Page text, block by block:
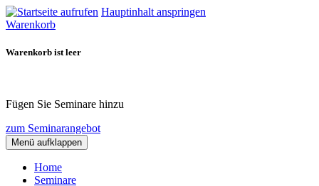
Hauptinhalt anspringen
Warenkorb
Warenkorb ist leer
Fügen Sie Seminare hinzu
zum Seminarangebot
Menü aufklappen
Home
Seminare